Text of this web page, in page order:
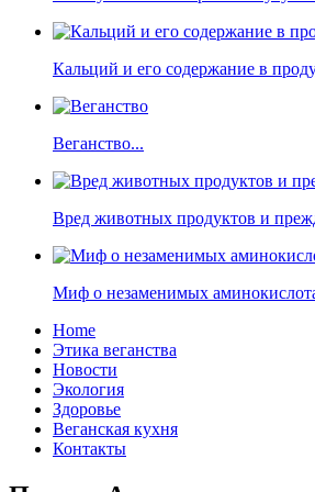
Кальций и его содержание в
Веганство...
Вред животных продуктов и
Миф о незаменимых
Home
Этика веганства
Новости
Экология
Здоровье
Веганская кухня
Контакты